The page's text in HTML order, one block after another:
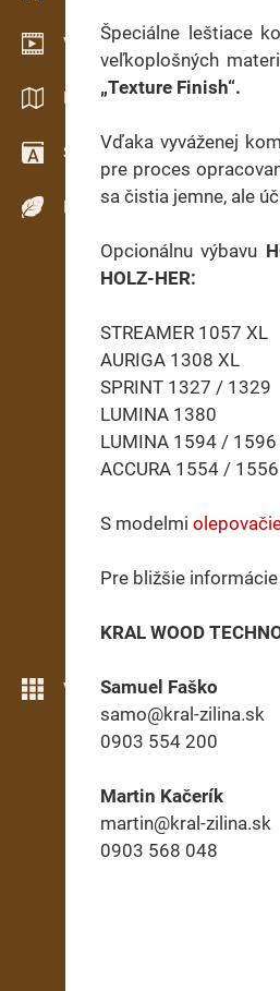
Video showroom
Katalogy / Brožury
Slovník
Dřeviny
Více možností
Špeciálne leštiace
veľkoplošných
„Texture Finish“.
Vďaka vyváženej
pre proces
sa čistia jemne, ale
Opcionálnu výbavu
HOLZ-HER:
STREAMER 1057 XL
AURIGA 1308 XL
SPRINT 1327 / 1329
LUMINA 1380
LUMINA 1594 /
ACCURA 1554 / 1556
S modelmi
Pre bližšie
KRAL WOOD
Samuel Faško
samo@kral-zilina.sk
0903 554 200
Martin Kačerík
martin@kral-zilina.sk
0903 568 048